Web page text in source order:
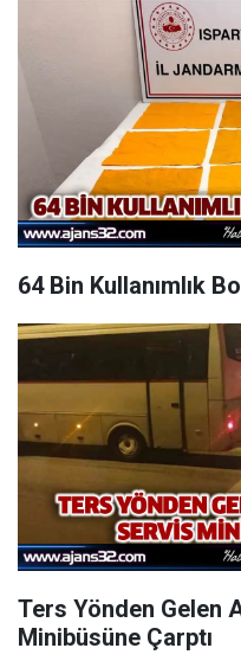
64 Bin Kullanımlık
Ters Yönden Gelen
Minibüsüne Çarptı